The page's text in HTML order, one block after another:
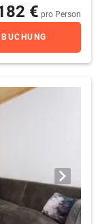
inklusive!
mit Doppelbett
TV in
mit
& Handtücher
15,- € pro
€ (inkl. Boden,
Reinigung 70,- €
€ pro Person